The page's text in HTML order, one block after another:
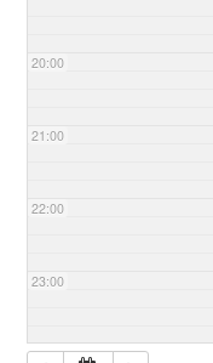
20:00
21:00
22:00
23:00